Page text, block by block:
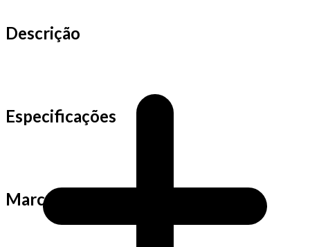
Descrição
Especificações
Marca